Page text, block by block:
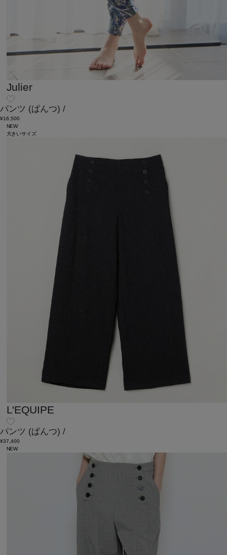
Julier
パンツ (ぱんつ) /
¥16,500
NEW
大きいサイズ
L'EQUIPE
パンツ (ぱんつ) /
¥37,400
NEW